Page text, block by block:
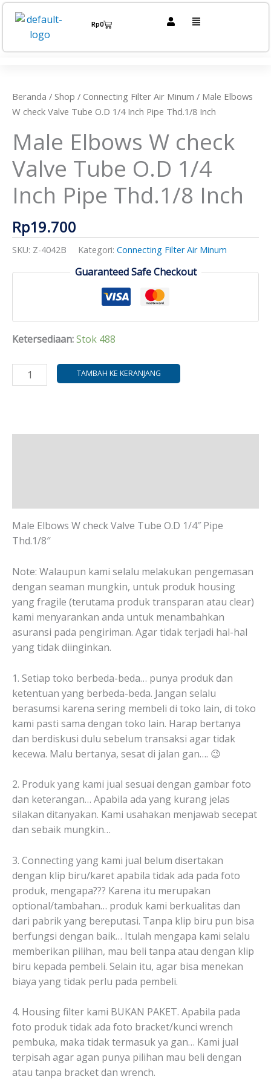
Lewati
konten
Rp0Cart Menu
Beranda / Shop / Connecting Filter Air Minum / Male Elbows
W check Valve Tube O.D 1/4 Inch Pipe Thd.1/8 Inch
Male Elbows W check
Valve Tube O.D 1/4
Inch Pipe Thd.1/8 Inch
Rp19.700
SKU: Z-4042B Kategori: Connecting Filter Air Minum
Guaranteed Safe Checkout
Ketersediaan:Stok 488
W
check
Tube
O.D
1/4
Pipe
Inch
TAMBAH KE KERANJANG
Male Elbows W check Valve Tube O.D 1/4″ Pipe
Thd.1/8″
Note: Walaupun kami selalu melakukan pengemasan
dengan seaman mungkin, untuk produk housing
yang fragile (terutama produk transparan atau clear)
kami menyarankan anda untuk menambahkan
asuransi pada pengiriman. Agar tidak terjadi hal-hal
yang tidak diinginkan.
1. Setiap toko berbeda-beda… punya produk dan
ketentuan yang berbeda-beda. Jangan selalu
berasumsi karena sering membeli di toko lain, di toko
kami pasti sama dengan toko lain. Harap bertanya
dan berdiskusi dulu sebelum transaksi agar tidak
kecewa. Malu bertanya, sesat di jalan gan…. 😉
2. Produk yang kami jual sesuai dengan gambar foto
dan keterangan… Apabila ada yang kurang jelas
silakan ditanyakan. Kami usahakan menjawab secepat
dan sebaik mungkin…
3. Connecting yang kami jual belum disertakan
dengan klip biru/karet apabila tidak ada pada foto
produk, mengapa??? Karena itu merupakan
optional/tambahan… produk kami berkualitas dan
dari pabrik yang bereputasi. Tanpa klip biru pun bisa
berfungsi dengan baik… Itulah mengapa kami selalu
memberikan pilihan, mau beli tanpa atau dengan klip
biru kepada pembeli. Selain itu, agar bisa menekan
biaya yang tidak perlu pada pembeli.
4. Housing filter kami BUKAN PAKET. Apabila pada
foto produk tidak ada foto bracket/kunci wrench
pembuka, maka tidak termasuk ya gan… Kami jual
terpisah agar agan punya pilihan mau beli dengan
atau tanpa bracket dan wrench.